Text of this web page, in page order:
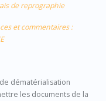
de reprographie
et commentaires :
dématérialisation
les documents de la